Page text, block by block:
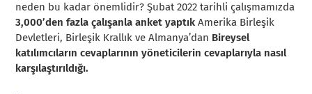
neden bu kadar önemlidir? Şubat 2022 tarihli çalışmamızda
3,000’den fazla çalışanla anket yaptık Amerika Birleşik
Devletleri, Birleşik Krallık ve Almanya’dan Bireysel
katılımcıların cevaplarının yöneticilerin cevaplarıyla nasıl
karşılaştırıldığı.